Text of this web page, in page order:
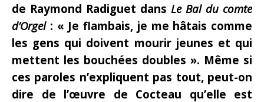
de Raymond Radiguet dans Le Bal du comte
d’Orgel : « Je flambais, je me hâtais comme
les gens qui doivent mourir jeunes et qui
mettent les bouchées doubles ». Même si
ces paroles n’expliquent pas tout, peut-on
dire de l’œuvre de Cocteau qu’elle est